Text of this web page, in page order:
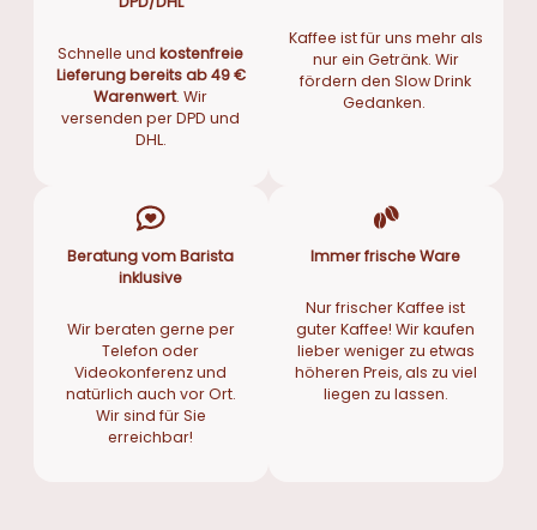
Schnelle undkostenfreie
Lieferung bereits ab 49 €
Warenwert. Wir
versenden per DPD und
DHL.
Kaffee ist für uns mehr als
nur ein Getränk. Wir
fördern den Slow Drink
Gedanken.
Beratung vom Barista
inklusive
Wir beraten gerne per
Telefon oder
Videokonferenz und
natürlich auch vor Ort.
Wir sind für Sie
erreichbar!
Immer frische Ware
Nur frischer Kaffee ist
guter Kaffee! Wir kaufen
lieber weniger zu etwas
höheren Preis, als zu viel
liegen zu lassen.